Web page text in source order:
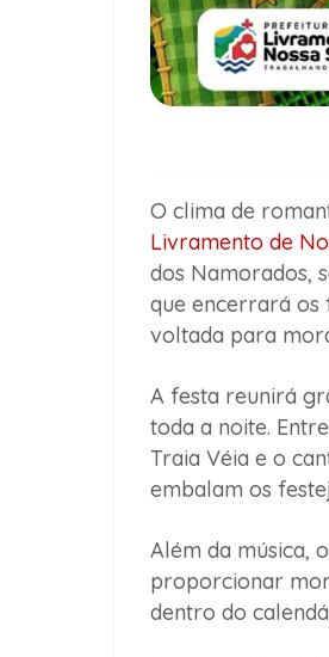
O clima de
Livramento de
dos Namorados,
que encerrará os
voltada para
A festa reunirá
toda a noite.
Traia Véia e o
embalam os
Além da música,
proporcionar
dentro do